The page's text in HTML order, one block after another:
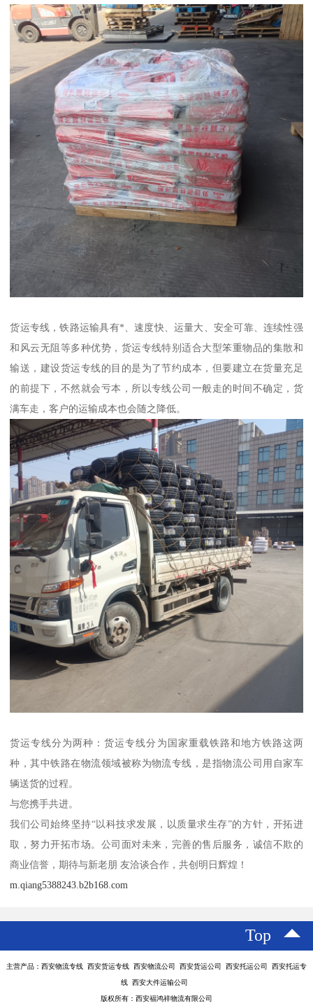
货运专线，铁路运输具有*、速度快、运量大、安全可靠、连续性强
和风云无阻等多种优势，货运专线特别适合大型笨重物品的集散和
输送，建设货运专线的目的是为了节约成本，但要建立在货量充足
的前提下，不然就会亏本，所以专线公司一般走的时间不确定，货
满车走，客户的运输成本也会随之降低。
货运专线分为两种：货运专线分为国家重载铁路和地方铁路这两
种，其中铁路在物流领域被称为物流专线，是指物流公司用自家车
辆送货的过程。
与您携手共进。
我们公司始终坚持“以科技求发展，以质量求生存”的方针，开拓进
取，努力开拓市场。公司面对未来，完善的售后服务，诚信不欺的
商业信誉，期待与新老朋 友洽谈合作，共创明日辉煌！
m.qiang5388243.b2b168.com
Top
主营产品：西安物流专线 西安货运专线 西安物流公司 西安货运公司 西安托运公司 西安托运专
线 西安大件运输公司
版权所有：西安福鸿祥物流有限公司